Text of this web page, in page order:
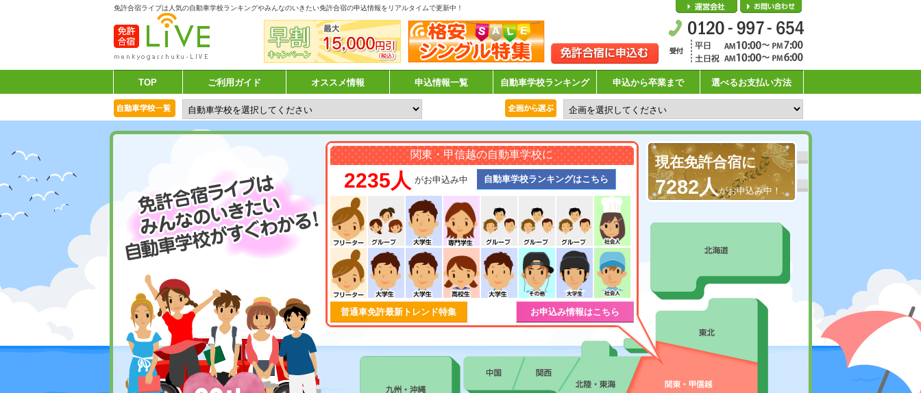
免許合宿ライブは人気の自動車学校ランキングやみんなのいきたい免許合宿の申込情報をリアルタイムで更新中！ 会社概要
TOP ご利用ガイド オススメ情報 申込情報一覧 自動車学校ランキング 申込から卒業まで 選べるお支払い方法
関東・甲信越の自動車学校に
2235人 がお申込み中 自動車学校ランキングはこちら
普通車免許最新トレンド特集 お申込み情報はこちら
現在免許合宿に
7282人がお申込み中！